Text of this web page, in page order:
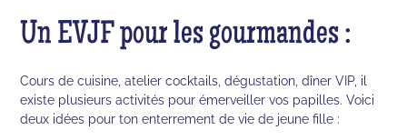
Un EVJF pour les gourmandes :
Cours de cuisine, atelier cocktails, dégustation, dîner VIP, il
existe plusieurs activités pour émerveiller vos papilles. Voici
deux idées pour ton enterrement de vie de jeune fille :